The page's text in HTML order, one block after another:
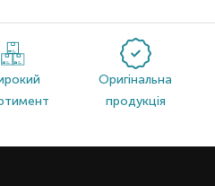
Оригінальна
продукція